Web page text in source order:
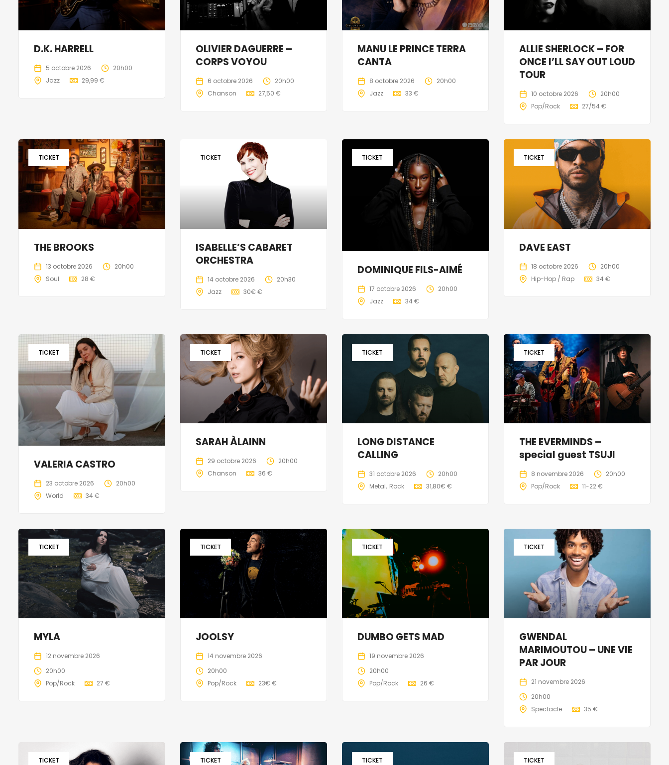
D.K. HARRELL
5 octobre 2026
20h00
Jazz
29,99 €
OLIVIER DAGUERRE –
CORPS VOYOU
6 octobre 2026
20h00
Chanson
27,50 €
MANU LE PRINCE TERRA
CANTA
8 octobre 2026
20h00
Jazz
33 €
ALLIE SHERLOCK – FOR
ONCE I’LL SAY OUT LOUD
TOUR
10 octobre 2026
20h00
Pop/Rock
27/54 €
TICKET
THE BROOKS
13 octobre 2026
20h00
Soul
28 €
TICKET
ISABELLE’S CABARET
ORCHESTRA
14 octobre 2026
20h30
Jazz
30€ €
TICKET
DOMINIQUE FILS-AIMÉ
17 octobre 2026
20h00
Jazz
34 €
TICKET
DAVE EAST
18 octobre 2026
20h00
Hip-Hop / Rap
34 €
TICKET
VALERIA CASTRO
23 octobre 2026
20h00
World
34 €
TICKET
SARAH ÀLAINN
29 octobre 2026
20h00
Chanson
36 €
TICKET
LONG DISTANCE
CALLING
31 octobre 2026
20h00
Metal Rock 31,80€ €
TICKET
THE EVERMINDS –
special guest TSUJI
8 novembre 2026
20h00
Pop/Rock
11-22 €
TICKET
MYLA
12 novembre 2026
20h00
Pop/Rock
27 €
TICKET
JOOLSY
14 novembre 2026
20h00
Pop/Rock
23€ €
TICKET
DUMBO GETS MAD
19 novembre 2026
20h00
Pop/Rock
26 €
TICKET
GWENDAL
MARIMOUTOU – UNE VIE
PAR JOUR
21 novembre 2026
20h00
Spectacle
35 €
TICKET TICKET TICKET TICKET